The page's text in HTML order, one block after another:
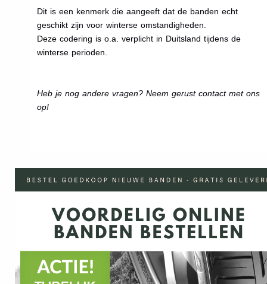
Dit is een kenmerk die aangeeft dat de banden echt
geschikt zijn voor winterse omstandigheden.
Deze codering is o.a. verplicht in Duitsland tijdens de
winterse perioden.
Heb je nog andere vragen? Neem gerust contact met ons
op!